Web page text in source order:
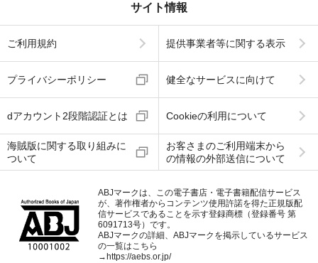
サイト情報
ご利用規約 提供事業者等に関する表示
プライバシーポリシー 健全なサービスに向けて
dアカウント2段階認証とは Cookieの利用について
海賊版に関する取り組みに
ついて
お客さまのご利用端末から
の情報の外部送信について
ABJマークは、この電子書店・電子書籍配信サービス
が、著作権者からコンテンツ使用許諾を得た正規版配
信サービスであることを示す登録商標（登録番号 第
6091713号）です。
ABJマークの詳細、ABJマークを掲示しているサービス
の一覧はこちら
→ https://aebs.or.jp/